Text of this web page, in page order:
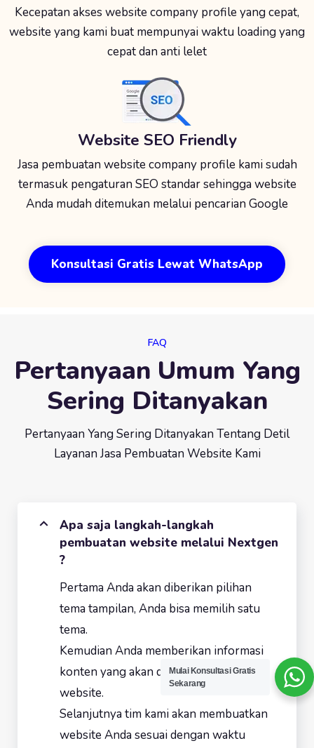
Kecepatan akses website company profile yang cepat,
website yang kami buat mempunyai waktu loading yang
cepat dan anti lelet
Website SEO Friendly
Jasa pembuatan website company profile kami sudah
termasuk pengaturan SEO standar sehingga website
Anda mudah ditemukan melalui pencarian Google
Konsultasi Gratis Lewat WhatsApp
FAQ
Pertanyaan Umum Yang
Sering Ditanyakan
Pertanyaan Yang Sering Ditanyakan Tentang Detil
Layanan Jasa Pembuatan Website Kami
Apa saja langkah-langkah
pembuatan website melalui Nextgen
?
Pertama Anda akan diberikan pilihan
tema tampilan, Anda bisa memilih satu
tema.
Kemudian Anda memberikan informasi
konten yang akan dimasukkan dalam
website.
Selanjutnya tim kami akan membuatkan
website Anda sesuai dengan waktu
Mulai Konsultasi Gratis
Sekarang